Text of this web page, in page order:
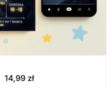
Pierwotna
14,99 złAktualna